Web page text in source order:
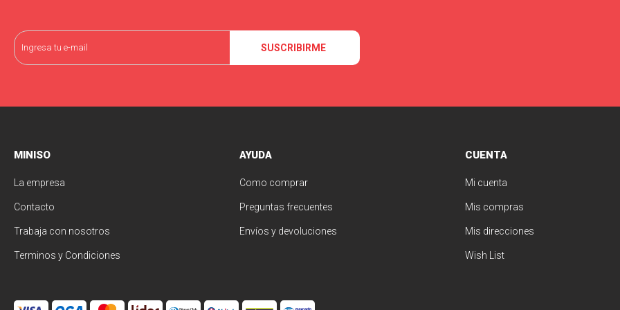
SUSCRIBIRME
MINISO
La empresa
Contacto
Trabaja con nosotros
Terminos y Condiciones
AYUDA
Como comprar
Preguntas frecuentes
Envíos y devoluciones
CUENTA
Mi cuenta
Mis compras
Mis direcciones
Wish List